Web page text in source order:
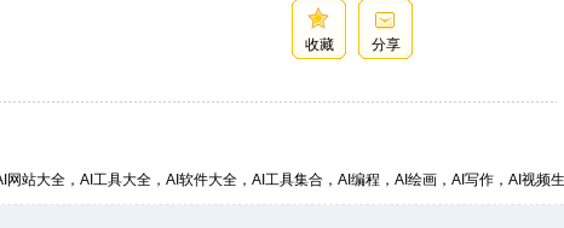
收藏 分享
网站大全，AI工具大全，AI软件大全，AI工具集合，AI编程，AI绘画，AI写作，AI视频